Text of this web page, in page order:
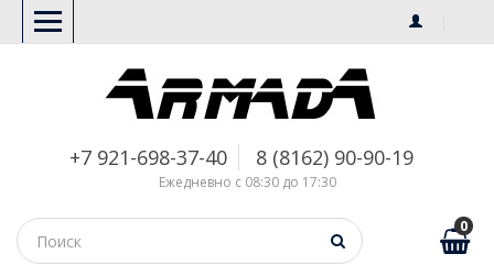
+7 921-698-37-40 8 (8162) 90-90-19
Ежедневно с 08:30 до 17:30
0